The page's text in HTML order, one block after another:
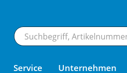
Service Unternehmen